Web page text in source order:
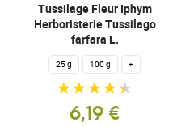
Tussilage Fleur Iphym
Herboristerie Tussilago
farfara L.
25 g 100 g +
6,19 €